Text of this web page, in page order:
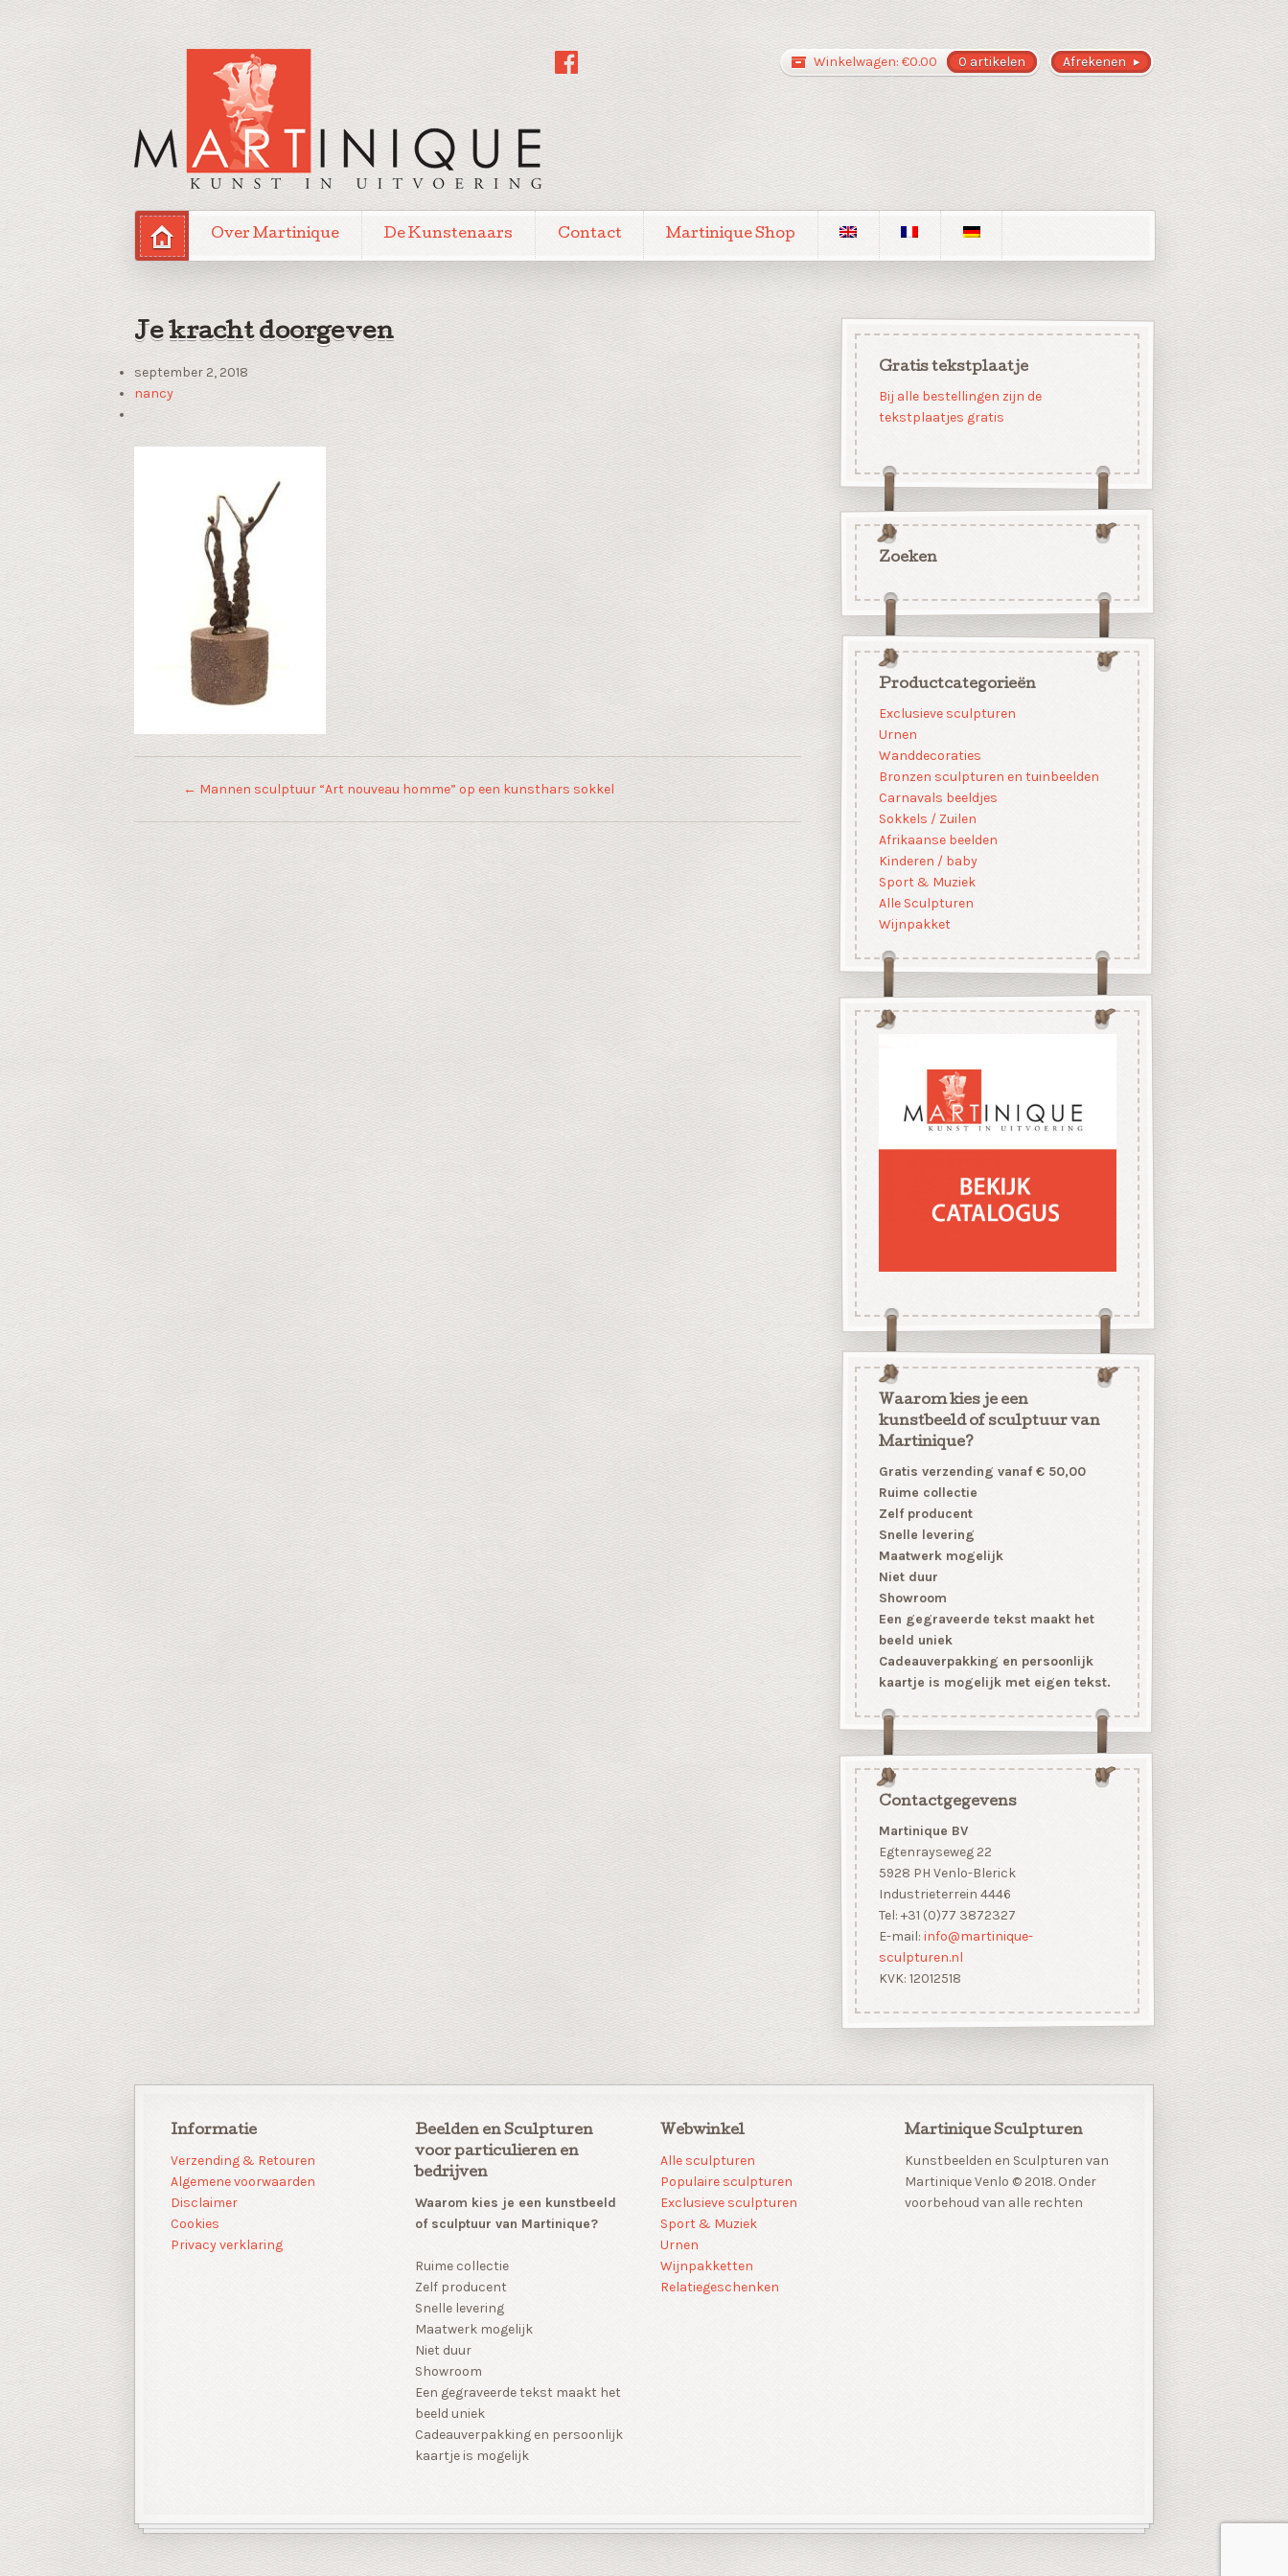
Afrekenen
Winkelwagen: €0.00 0 artikelen
Over Martinique De Kunstenaars Contact Martinique Shop
Je kracht doorgeven
september 2, 2018
nancy
← Mannen sculptuur “Art nouveau homme” op een kunsthars sokkel
Gratis tekstplaatje
Bij alle bestellingen zijn de
tekstplaatjes gratis
Zoeken
Productcategorieën
Exclusieve sculpturen
Urnen
Wanddecoraties
Bronzen sculpturen en tuinbeelden
Carnavals beeldjes
Sokkels / Zuilen
Afrikaanse beelden
Kinderen / baby
Sport & Muziek
Alle Sculpturen
Wijnpakket
Waarom kies je een
kunstbeeld of sculptuur van
Martinique?
Gratis verzending vanaf € 50,00
Ruime collectie
Zelf producent
Snelle levering
Maatwerk mogelijk
Niet duur
Showroom
Een gegraveerde tekst maakt het
beeld uniek
Cadeauverpakking en persoonlijk
kaartje is mogelijk met eigen tekst.
Contactgegevens
Martinique BV
Egtenrayseweg 22
5928 PH Venlo-Blerick
Industrieterrein 4446
Tel: +31 (0)77 3872327
E-mail: info@martinique-
sculpturen.nl
KVK: 12012518
Informatie
Verzending & Retouren
Algemene voorwaarden
Disclaimer
Cookies
Privacy verklaring
Beelden en Sculpturen
voor particulieren en
bedrijven
Waarom kies je een kunstbeeld
of sculptuur van Martinique?
Ruime collectie
Zelf producent
Snelle levering
Maatwerk mogelijk
Niet duur
Showroom
Een gegraveerde tekst maakt het
beeld uniek
Cadeauverpakking en persoonlijk
kaartje is mogelijk
Webwinkel
Alle sculpturen
Populaire sculpturen
Exclusieve sculpturen
Sport & Muziek
Urnen
Wijnpakketten
Relatiegeschenken
Martinique Sculpturen
Kunstbeelden en Sculpturen van
Martinique Venlo © 2018. Onder
voorbehoud van alle rechten